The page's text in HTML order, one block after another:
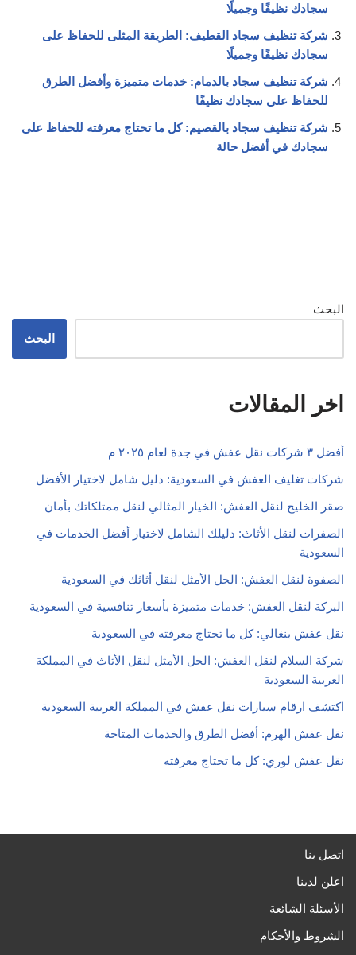
سجادك نظيفًا وجميلًا
شركة تنظيف سجاد القطيف: الطريقة المثلى للحفاظ على
سجادك نظيفًا وجميلًا
شركة تنظيف سجاد بالدمام: خدمات متميزة وأفضل الطرق
للحفاظ على سجادك نظيفًا
شركة تنظيف سجاد بالقصيم: كل ما تحتاج معرفته للحفاظ على
سجادك في أفضل حالة
البحث
البحث
اخر المقالات
أفضل ٣ شركات نقل عفش في جدة لعام ٢٠٢٥ م
شركات تغليف العفش في السعودية: دليل شامل لاختيار الأفضل
صقر الخليج لنقل العفش: الخيار المثالي لنقل ممتلكاتك بأمان
الصفرات لنقل الأثاث: دليلك الشامل لاختيار أفضل الخدمات في
السعودية
الصفوة لنقل العفش: الحل الأمثل لنقل أثاثك في السعودية
البركة لنقل العفش: خدمات متميزة بأسعار تنافسية في السعودية
نقل عفش بنغالي: كل ما تحتاج معرفته في السعودية
شركة السلام لنقل العفش: الحل الأمثل لنقل الأثاث في المملكة
العربية السعودية
اكتشف ارقام سيارات نقل عفش في المملكة العربية السعودية
نقل عفش الهرم: أفضل الطرق والخدمات المتاحة
نقل عفش لوري: كل ما تحتاج معرفته
اتصل بنا
اعلن لدينا
الأسئلة الشائعة
الشروط والأحكام